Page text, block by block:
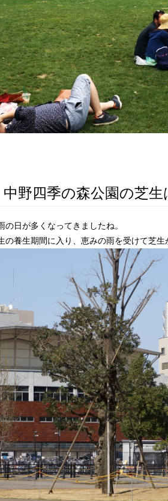
野四季の森公園の芝
日が多くなってきましたね。